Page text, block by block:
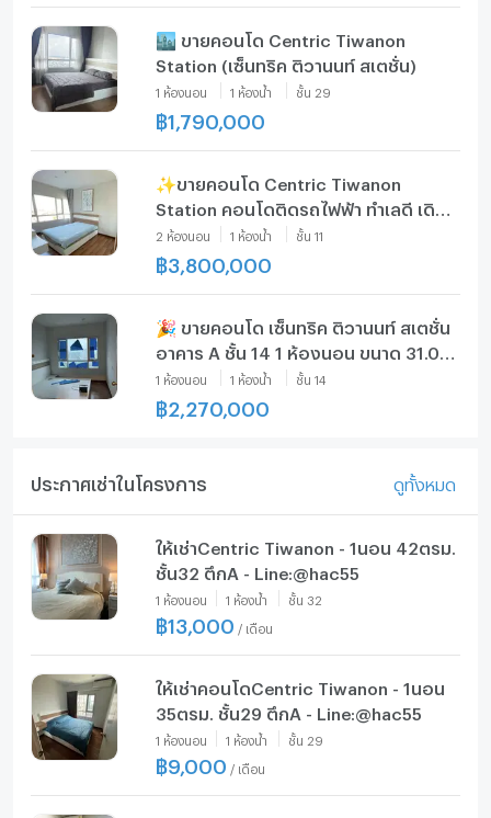
🏙️ ขายคอนโด Centric Tiwanon
Station (เซ็นทริค ติวานนท์ สเตชั่น)
1 ห้องนอน 1 ห้องน้ำ ชั้น 29
฿1,790,000
✨ขายคอนโด Centric Tiwanon
Station คอนโดติดรถไฟฟ้า ทำเลดี เดิน
ทางสะดวก
2 ห้องนอน 1 ห้องน้ำ ชั้น 11
฿3,800,000
🎉 ขายคอนโด เซ็นทริค ติวานนท์ สเตชั่น
อาคาร A ชั้น 14 1 ห้องนอน ขนาด 31.00
ตรม ใกล้ บิ๊กซี ติวานนท์
1 ห้องนอน 1 ห้องน้ำ ชั้น 14
฿2,270,000
ประกาศเช่าในโครงการ ดูทั้งหมด
ให้เช่าCentric Tiwanon - 1นอน 42ตรม.
ชั้น32 ตึกA - Line:@hac55
1 ห้องนอน 1 ห้องน้ำ ชั้น 32
฿13,000 / เดือน
ให้เช่าคอนโดCentric Tiwanon - 1นอน
35ตรม. ชั้น29 ตึกA - Line:@hac55
1 ห้องนอน 1 ห้องน้ำ ชั้น 29
฿9,000 / เดือน